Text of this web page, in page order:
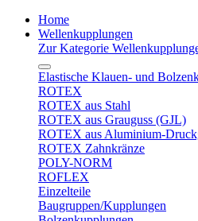
Home
Wellenkupplungen
Zur Kategorie
Elastische Klauen- und
ROTEX
ROTEX aus Stahl
ROTEX aus Grauguss (GJL)
ROTEX aus Aluminium-
ROTEX Zahnkränze
POLY-NORM
ROFLEX
Einzelteile
Baugruppen/Kupplungen